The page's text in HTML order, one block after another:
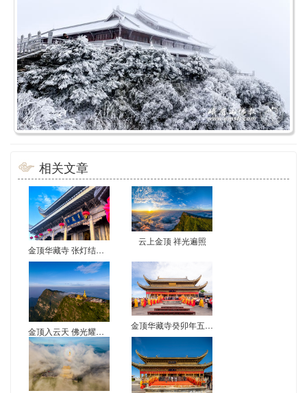
相关文章
金顶华藏寺 张灯结彩迎新春
云上金顶 祥光遍照
金顶入云天 佛光耀大千
金顶华藏寺癸卯年五月“水陆法会”掠影